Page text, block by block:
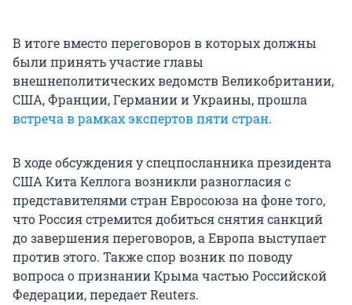
В итоге вместо переговоров в которых должны
были принять участие главы
внешнеполитических ведомств Великобритании,
США, Франции, Германии и Украины, прошла
встреча в рамках экспертов пяти стран.
В ходе обсуждения у спецпосланника президента
США Кита Келлога возникли разногласия с
представителями стран Евросоюза на фоне того,
что Россия стремится добиться снятия санкций
до завершения переговоров, а Европа выступает
против этого. Также спор возник по поводу
вопроса о признании Крыма частью Российской
Федерации, передает Reuters.